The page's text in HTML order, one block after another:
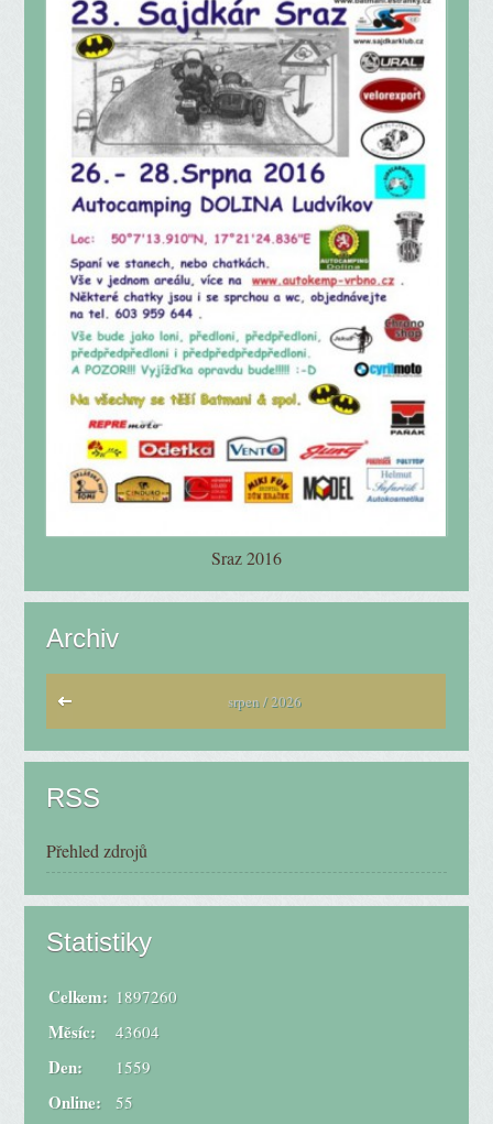
Sraz 2016
Archiv
srpen / 2026
RSS
Přehled zdrojů
Statistiky
Online: 55
Celkem: 1897260
Měsíc: 43604
Den: 1559